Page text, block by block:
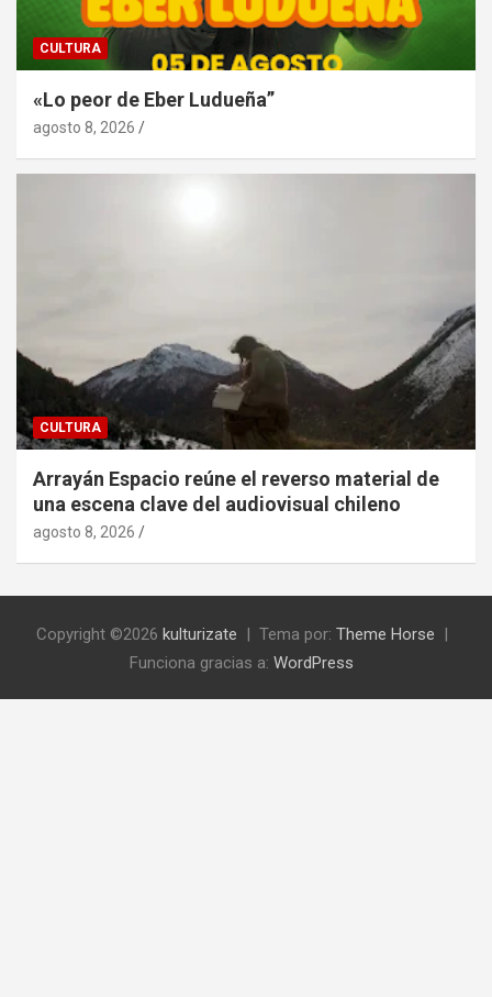
CULTURA
«Lo peor de Eber Ludueña”
agosto 8, 2026
CULTURA
Arrayán Espacio reúne el reverso material de
una escena clave del audiovisual chileno
agosto 8, 2026
Copyright ©2026 kulturizate Tema por: Theme Horse
Funciona gracias a: WordPress